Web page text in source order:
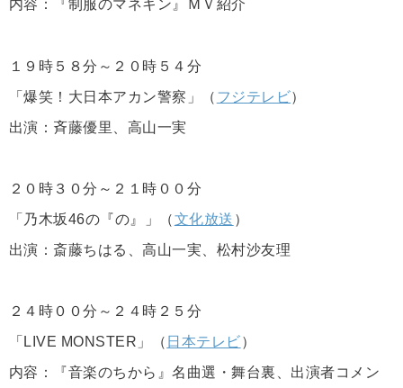
内容：『制服のマネキン』ＭＶ紹介
１９時５８分～２０時５４分
「爆笑！大日本アカン警察」（ フジテレビ）
出演：斉藤優里、高山一実
２０時３０分～２１時００分
「乃木坂46の『の』」（文化放送 ）
出演：斎藤ちはる、高山一実、松村沙友理
２４時００分～２４時２５分
「LIVE MONSTER」（ 日本テレビ）
内容：『音楽のちから』名曲選・舞台裏、出演者コメン